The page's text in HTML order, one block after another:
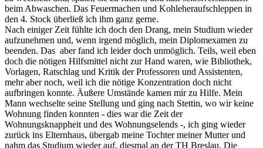
beim Abwaschen. Das Feuermachen und Kohleheraufschleppen in
den 4. Stock überließ ich ihm ganz gerne.
Nach einiger Zeit fühlte ich doch den Drang, mein Studium wieder
aufzunehmen und, wenn irgend möglich, mein Diplomexamen zu
beenden. Das aber fand ich leider doch unmöglich. Teils, weil eben
doch die nötigen Hilfsmittel nicht zur Hand waren, wie Bibliothek,
Vorlagen, Ratschlag und Kritik der Professoren und Assistenten,
mehr aber noch, weil ich die nötige Konzentration doch nicht
aufbringen konnte. Äußere Umstände kamen mir zu Hilfe. Mein
Mann wechselte seine Stellung und ging nach Stettin, wo wir keine
Wohnung finden konnten - dies war die Zeit der
Wohnungsknappheit und des Wohnungselends -, ich ging wieder
zurück ins Elternhaus, übergab meine Tochter meiner Mutter und
nahm das Studium wieder auf, diesmal an der TH Breslau. Die